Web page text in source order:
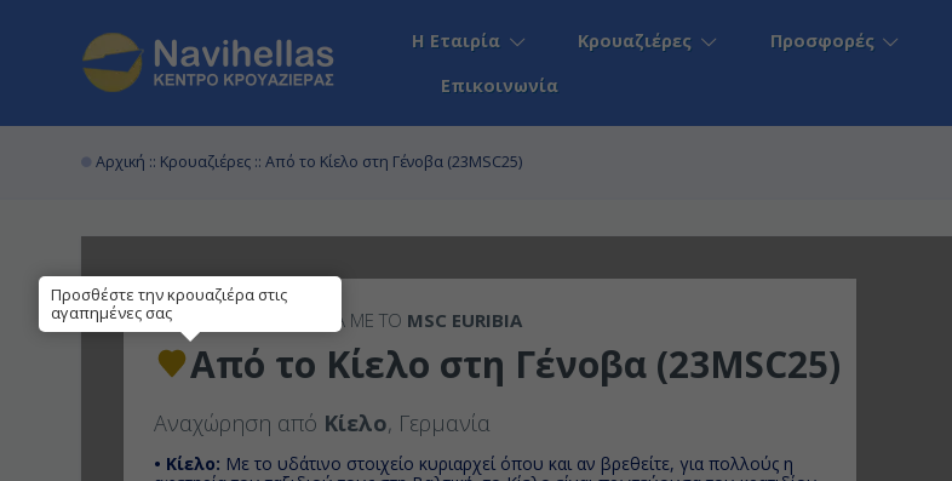
Η Εταιρία Κρουαζιέρες Προσφορές
Επικοινωνία
Αρχική :: Κρουαζιέρες :: Από το Κίελο στη Γένοβα (23MSC25)
11ΉΜΕΡΗ ΚΡΟΥΑΖΙΕΡΑ ΜΕ ΤΟ MSC EURIBIA
Από το Κίελο στη Γένοβα (23MSC25)
Αναχώρηση από Κίελο, Γερμανία
• Κίελο: Με το υδάτινο στοιχείο κυριαρχεί όπου και αν βρεθείτε, για πολλούς η
Προσθέστε την κρουαζιέρα στις
αγαπημένες σας